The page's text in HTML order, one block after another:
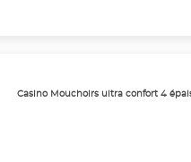
Casino Mouchoirs ultra confort 4